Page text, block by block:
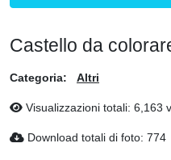
Castello da
Categoria: Altri
Visualizzazioni totali: 6,163
Download totali di foto: 774